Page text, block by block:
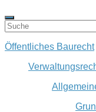
Öffentliches Baurecht